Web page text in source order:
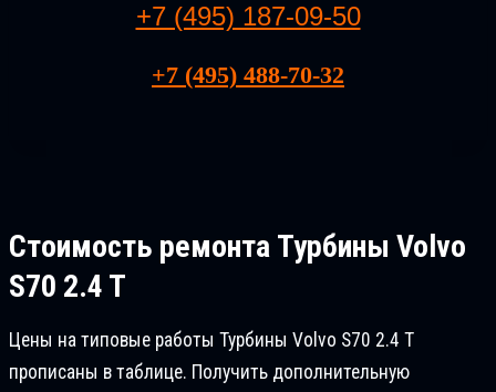
+7 (495) 187-09-50
+7 (495) 488-70-32
Стоимость ремонта Турбины Volvo
S70 2.4 T
Цены на типовые работы Турбины Volvo S70 2.4 T
прописаны в таблице. Получить дополнительную